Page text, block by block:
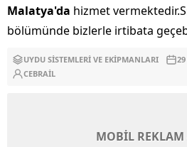
Malatya'da hizmet
bölümünde bizlerle irtibata
UYDU SISTEMLERI VE EKIPMANLARI
CEBRAIL
MOBİL